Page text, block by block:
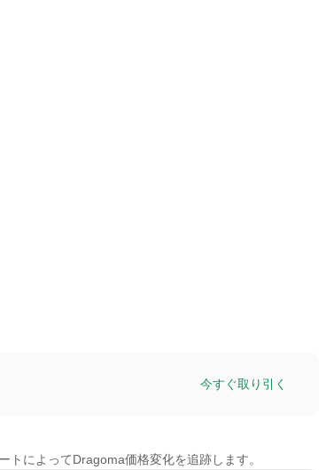
今すぐ取り引く
によってDragoma価格変化を追跡します。